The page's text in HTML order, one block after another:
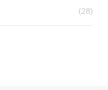
(28)